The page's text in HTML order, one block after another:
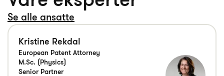
Se alle ansatte
Kristine Rekdal
European Patent Attorney
M.Sc. (Physics)
Senior Partner